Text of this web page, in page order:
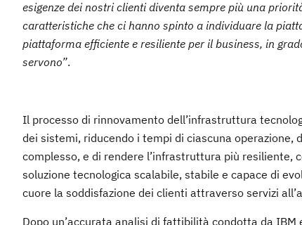
esigenze dei nostri clienti diventa sempre più una
caratteristiche che ci hanno spinto a individuare la
piattaforma efficiente e resiliente per il business, in
servono”.
Il processo di rinnovamento dell’infrastruttura
dei sistemi, riducendo i tempi di ciascuna operazione,
complesso, e di rendere l’infrastruttura più
soluzione tecnologica scalabile, stabile e capace di
cuore la soddisfazione dei clienti attraverso servizi
Dopo un’accurata analisi di fattibilità condotta da